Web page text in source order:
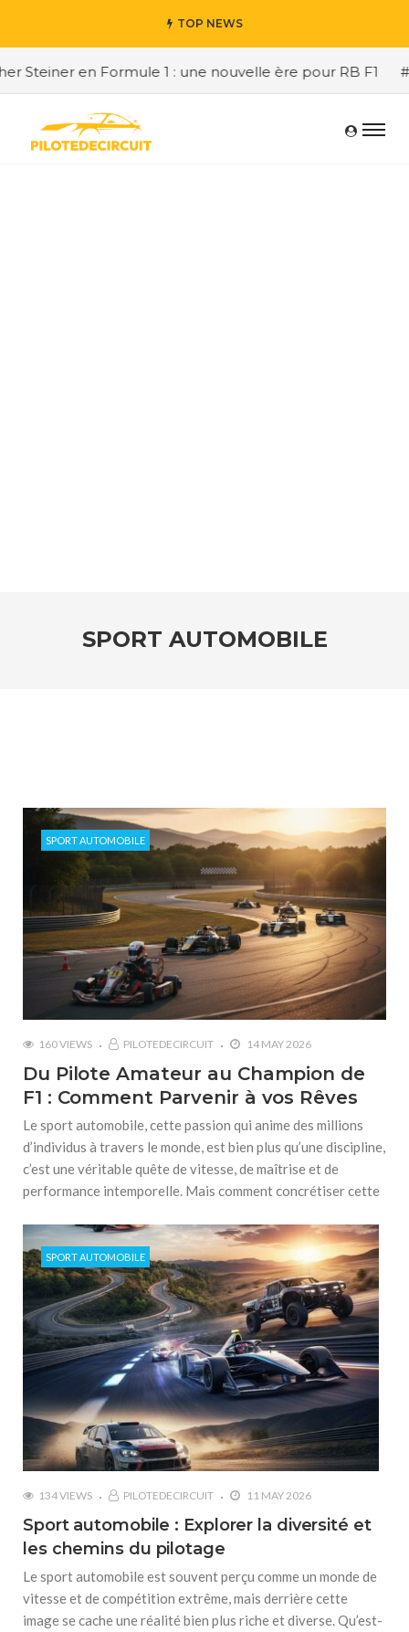
TOP NEWS
en Formule 1 : une nouvelle ère pour RB F1 #La
SPORT AUTOMOBILE
SPORT AUTOMOBILE
160 VIEWS PILOTEDECIRCUIT 14 MAY 2026
Du Pilote Amateur au Champion de
F1 : Comment Parvenir à vos Rêves
Le sport automobile, cette passion qui anime des millions
d’individus à travers le monde, est bien plus qu’une discipline,
c’est une véritable quête de vitesse, de maîtrise et de
performance intemporelle. Mais comment concrétiser cette
SPORT AUTOMOBILE
134 VIEWS PILOTEDECIRCUIT 11 MAY 2026
Sport automobile : Explorer la diversité et
les chemins du pilotage
Le sport automobile est souvent perçu comme un monde de
vitesse et de compétition extrême, mais derrière cette
image se cache une réalité bien plus riche et diverse. Qu’est-